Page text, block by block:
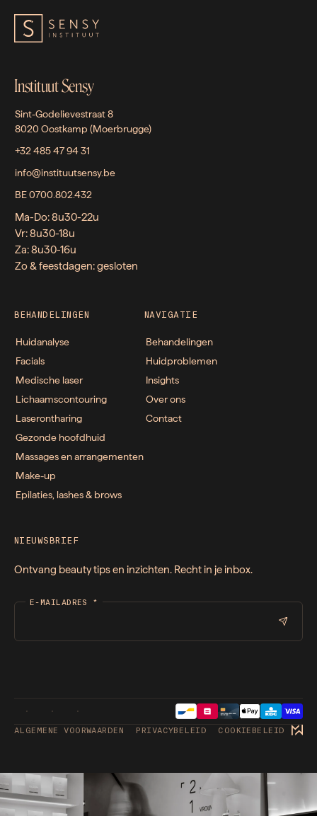
Instituut Sensy
Sint-Godelievestraat 8
8020 Oostkamp (Moerbrugge)
+32 485 47 94 31
info@instituutsensy.be
BE 0700.802.432
Ma-Do: 8u30-22u
Vr: 8u30-18u
Za: 8u30-16u
Zo & feestdagen: gesloten
BEHANDELINGEN
Huidanalyse
Facials
Medische laser
Lichaamscontouring
Laserontharing
Gezonde hoofdhuid
Massages en arrangementen
Make-up
Epilaties, lashes & brows
NAVIGATIE
Behandelingen
Huidproblemen
Insights
Over ons
Contact
NIEUWSBRIEF
Ontvang beauty tips en inzichten. Recht in je inbox.
E-MAILADRES *
ALGEMENE VOORWAARDEN PRIVACYBELEID COOKIEBELEID